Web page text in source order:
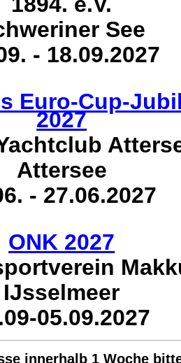
See
- 18.09.2027
Euro-Cup-
2027
Attersee
- 27.06.2027
ONK 2027
IJsselmeer
05.09.2027
innerhalb 1 Woche bit